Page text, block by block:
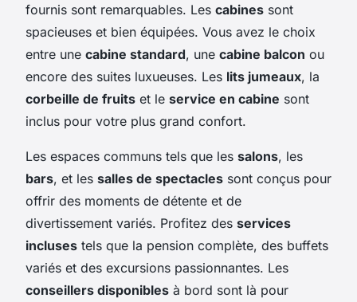
fournis sont remarquables. Les cabines sont
spacieuses et bien équipées. Vous avez le choix
entre une cabine standard, une cabine balcon ou
encore des suites luxueuses. Les lits jumeaux, la
corbeille de fruits et le service en cabine sont
inclus pour votre plus grand confort.
Les espaces communs tels que les salons, les
bars, et les salles de spectacles sont conçus pour
offrir des moments de détente et de
divertissement variés. Profitez des services
incluses tels que la pension complète, des buffets
variés et des excursions passionnantes. Les
conseillers disponibles à bord sont là pour